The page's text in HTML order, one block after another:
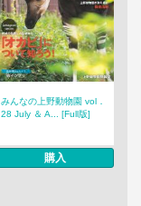
みんなの上野動物園 vol．
28 July ＆ A... [Full版]
購入